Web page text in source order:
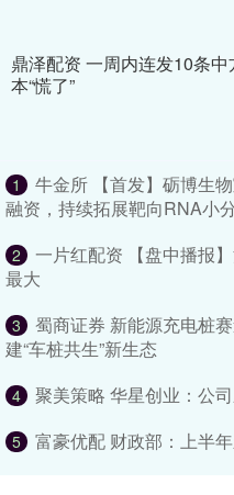
鼎泽配资 一周内连发10条中
本“慌了”
1
牛金所 【首发】砺博生
融资，持续拓展靶向RNA小
2
一片红配资 【盘中播报
最大
3
蜀商证券 新能源充电桩
建“车桩共生”新生态
4 聚美策略 华星创业：公
5 富豪优配 财政部：上半